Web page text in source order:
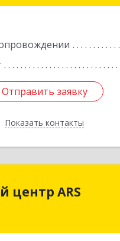
Отправить заявку
Показать контакты
Отправить заявку
Назад
центр ARS